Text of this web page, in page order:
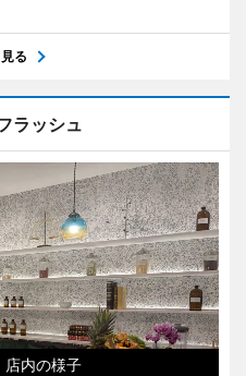
る
ラッシュ
店内の様子